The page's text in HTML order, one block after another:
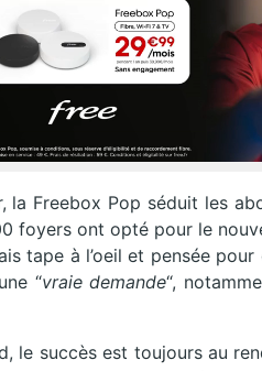
la Freebox Pop séduit les
foyers ont opté pour le
tape à l’oeil et pensée
“vraie demande“,
le succès est toujours au